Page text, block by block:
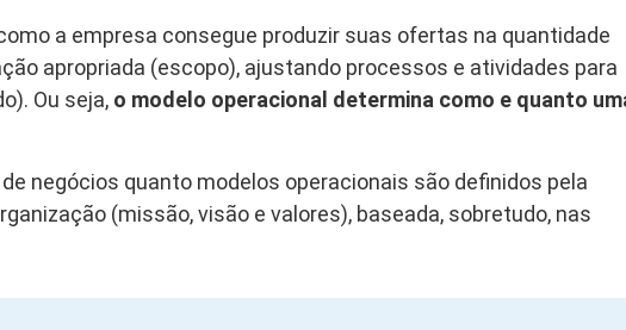
a empresa consegue produzir suas ofertas na quantidade
apropriada (escopo), ajustando processos e atividades para
Ou seja, o modelo operacional determina como e quanto
negócios quanto modelos operacionais são definidos pela
(missão, visão e valores), baseada, sobretudo, nas